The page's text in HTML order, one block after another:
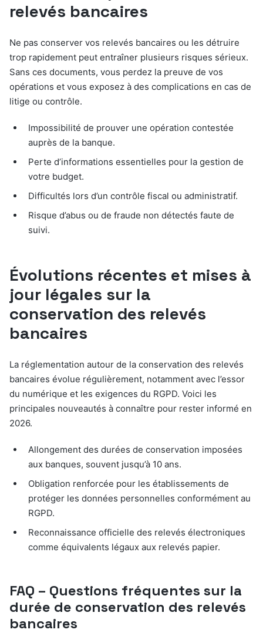
relevés bancaires
Ne pas conserver vos relevés bancaires ou les détruire
trop rapidement peut entraîner plusieurs risques sérieux.
Sans ces documents, vous perdez la preuve de vos
opérations et vous exposez à des complications en cas de
litige ou contrôle.
Impossibilité de prouver une opération contestée
auprès de la banque.
Perte d’informations essentielles pour la gestion de
votre budget.
Difficultés lors d’un contrôle fiscal ou administratif.
Risque d’abus ou de fraude non détectés faute de
suivi.
Évolutions récentes et mises à
jour légales sur la
conservation des relevés
bancaires
La réglementation autour de la conservation des relevés
bancaires évolue régulièrement, notamment avec l’essor
du numérique et les exigences du RGPD. Voici les
principales nouveautés à connaître pour rester informé en
2026.
Allongement des durées de conservation imposées
aux banques, souvent jusqu’à 10 ans.
Obligation renforcée pour les établissements de
protéger les données personnelles conformément au
RGPD.
Reconnaissance officielle des relevés électroniques
comme équivalents légaux aux relevés papier.
FAQ – Questions fréquentes sur la
durée de conservation des relevés
bancaires